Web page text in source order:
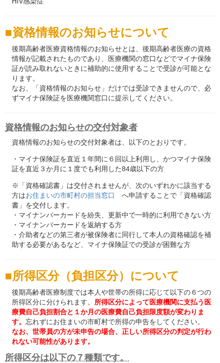
資格情報のお知らせについて
後期高齢者医療資格情報のお知らせとは、後期高齢者医療の資格
情報が記載されたものであり、医療機関の窓口などでマイナ保険
証が読み取れないときに補助的に使用することで受診が可能とな
ります。
なお、「資格情報のお知らせ」だけでは受診できませんので、必
ずマイナ保険証を医療機関窓口に提示してください。
資格情報のお知らせの交付対象者
資格情報のお知らせの交付対象者は、以下のとおりです。
・マイナ保険証を直近１年間に６回以上利用し、かつマイナ保険
証を直近３か月に１度でも利用した84歳以下の方
※「資格確認書」は交付されませんが、次のいずれかに該当する
方はお住まいの市町村の担当窓口
へ申請することで「資格確認
書」を交付します。
・マイナンバーカードを紛失、更新中で一時的に利用できない方
・マイナンバーカードを返納する方
・介助者などの第三者が被保険者に同行して本人の資格確認を補
助する必要があるなど、マイナ保険証での受診が困難な方
所得区分（負担区分）について
後期高齢者医療制度では本人や世帯の所得に応じて以下の６つの
所得区分に分けられます。 所得区分によって医療機関に支払う医
療費自己負担割合と１か月の医療費自己負担限度額が変わりま
す。 忘れずにお住まいの市町村で所得の申告をしてください。
なお、世帯員の方が未申告の場合、正しい所得区分の判定が行わ
れない可能性があります。
所得区分は以下の７種類です。